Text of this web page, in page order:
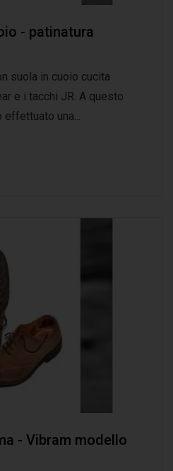
- patinatura
suola in cuoio cucita
e i tacchi JR. A questo
una...
- Vibram modello